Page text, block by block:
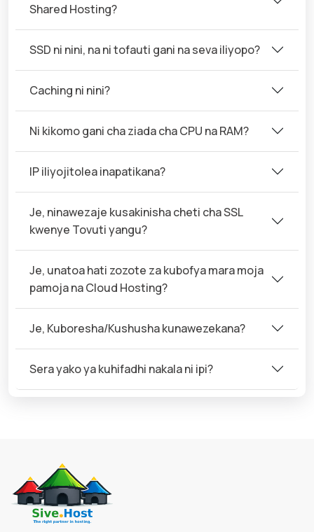
Shared Hosting?
SSD ni nini, na ni tofauti gani na seva iliyopo?
Caching ni nini?
Ni kikomo gani cha ziada cha CPU na RAM?
IP iliyojitolea inapatikana?
Je, ninawezaje kusakinisha cheti cha SSL
kwenye Tovuti yangu?
Je, unatoa hati zozote za kubofya mara moja
pamoja na Cloud Hosting?
Je, Kuboresha/Kushusha kunawezekana?
Sera yako ya kuhifadhi nakala ni ipi?